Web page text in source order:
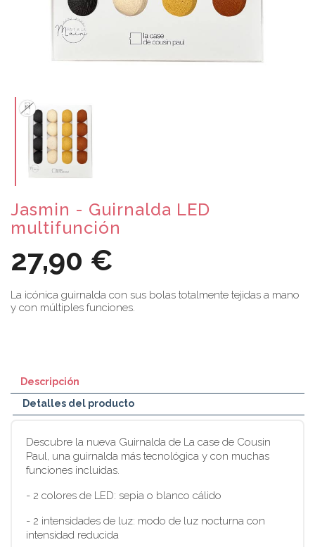
Jasmin - Guirnalda LED
multifunción
27,90 €
La icónica guirnalda con sus bolas totalmente tejidas a mano
y con múltiples funciones.
Descripción
Detalles del producto
Descubre la nueva Guirnalda de La case de Cousin
Paul, una guirnalda más tecnológica y con muchas
funciones incluidas.
- 2 colores de LED: sepia o blanco cálido
- 2 intensidades de luz: modo de luz nocturna con
intensidad reducida